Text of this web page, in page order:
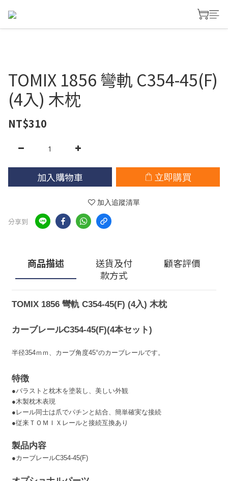
TOMIX 1856 彎軌 C354-45(F)
(4入) 木枕
NT$310
加入購物車 立即購買
加入追蹤清單
分享到
商品描述
送貨及付
款方式
顧客評價
TOMIX 1856 彎軌 C354-45(F) (4入) 木枕
カーブレールC354-45(F)(4本セット)
半径354ｍｍ、カーブ角度45°のカーブレールです。
特徴
●バラストと枕木を塗装し、美しい外観
●木製枕木表現
●レール同士は爪でパチンと結合、簡単確実な接続
●従来ＴＯＭＩＸレールと接続互換あり
製品内容
●カーブレールC354-45(F)